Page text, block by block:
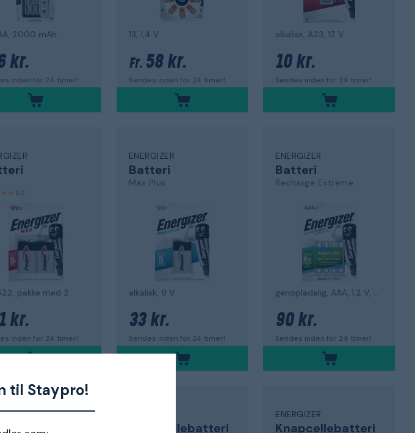
til Staypro!
2000 mAh
kr.
inden for 24 timer!
13, 1,4 V
Fr. 58 kr.
Sendes inden for 24 timer!
alkalisk, A23, 12 V
10 kr.
Sendes inden for 24 timer!
5,0
pakke med 2
kr.
inden for 24 timer!
ENERGIZER
Batteri
Max Plus
alkalisk, 9 V
33 kr.
Sendes inden for 24 timer!
ENERGIZER
Batteri
Recharge Extreme
genopladelig, AAA, 1,2 V, pakke med 4
90 kr.
Sendes inden for 24 timer!
Knapcellebatteri
ENERGIZER
Knapcellebatteri